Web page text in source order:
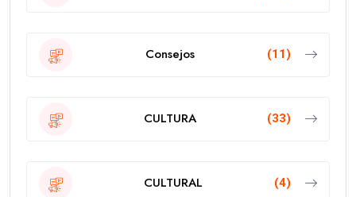
Consejos (11)
CULTURA (33)
CULTURAL (4)